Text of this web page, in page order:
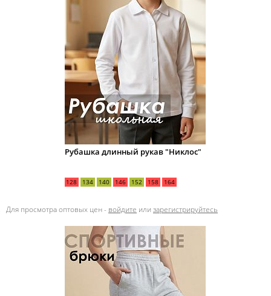
Рубашка длинный рукав "Никлос"
128 134 140 146 152 158 164
Для просмотра оптовых цен - войдите или зарегистрируйтесь